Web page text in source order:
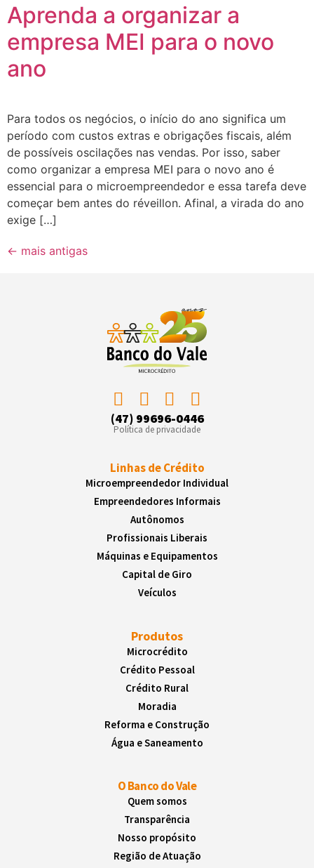
Aprenda a organizar a
empresa MEI para o novo
ano
Para todos os negócios, o início do ano significa um
período com custos extras e obrigações fiscais, além
de possíveis oscilações nas vendas. Por isso, saber
como organizar a empresa MEI para o novo ano é
essencial para o microempreendedor e essa tarefa deve
começar bem antes do réveillon. Afinal, a virada do ano
exige […]
← mais antigas
(47) 99696-0446
Política de privacidade
Linhas de Crédito
Microempreendedor Individual
Empreendedores Informais
Autônomos
Profissionais Liberais
Máquinas e Equipamentos
Capital de Giro
Veículos
Produtos
Microcrédito
Crédito Pessoal
Crédito Rural
Moradia
Reforma e Construção
Água e Saneamento
O Banco do Vale
Quem somos
Transparência
Nosso propósito
Região de Atuação